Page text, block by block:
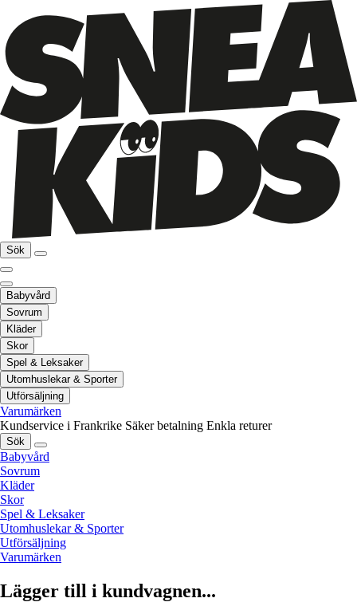
Sök
Babyvård
Sovrum
Kläder
Skor
Spel & Leksaker
Utomhuslekar & Sporter
Utförsäljning
Varumärken
Kundservice i Frankrike Säker betalning Enkla returer
Sök
Babyvård
Sovrum
Kläder
Skor
Spel & Leksaker
Utomhuslekar & Sporter
Utförsäljning
Varumärken
Lägger till i kundvagnen...